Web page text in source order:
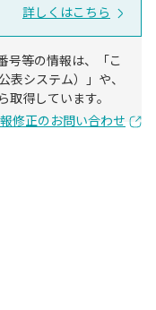
詳しくはこちら
号等の情報は、「こ
表システム）」や、
得しています。
修正のお問い合わせ